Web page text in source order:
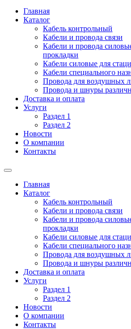
Главная
Каталог
Кабель контрольный
Кабели и провода связи
Кабели и провода
прокладки
Кабели силовые для
Кабели специального
Провода для воздушных
Провода и шнуры
Доставка и оплата
Услуги
Раздел 1
Раздел 2
Новости
О компании
Контакты
Главная
Каталог
Кабель контрольный
Кабели и провода связи
Кабели и провода
прокладки
Кабели силовые для
Кабели специального
Провода для воздушных
Провода и шнуры
Доставка и оплата
Услуги
Раздел 1
Раздел 2
Новости
О компании
Контакты